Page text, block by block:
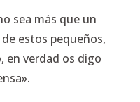
sea más que un
estos pequeños,
en verdad os digo